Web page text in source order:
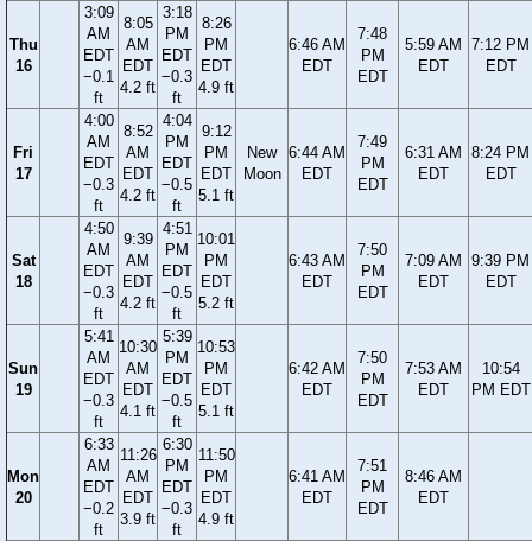
Thu
16
3:09
AM
EDT
−0.1
ft
8:05
AM
EDT
4.2 ft
3:18
PM
EDT
−0.3
ft
8:26
PM
EDT
4.9 ft
6:46 AM
EDT
7:48
PM
EDT
5:59 AM
EDT
7:12 PM
EDT
Fri
17
4:00
AM
EDT
−0.3
ft
8:52
AM
EDT
4.2 ft
4:04
PM
EDT
−0.5
ft
9:12
PM
EDT
5.1 ft
New
Moon
6:44 AM
EDT
7:49
PM
EDT
6:31 AM
EDT
8:24 PM
EDT
Sat
18
4:50
AM
EDT
−0.3
ft
9:39
AM
EDT
4.2 ft
4:51
PM
EDT
−0.5
ft
10:01
PM
EDT
5.2 ft
6:43 AM
EDT
7:50
PM
EDT
7:09 AM
EDT
9:39 PM
EDT
Sun
19
5:41
AM
EDT
−0.3
ft
10:30
AM
EDT
4.1 ft
5:39
PM
EDT
−0.5
ft
10:53
PM
EDT
5.1 ft
6:42 AM
EDT
7:50
PM
EDT
7:53 AM
EDT
10:54
PM EDT
Mon
20
6:33
AM
EDT
−0.2
ft
11:26
AM
EDT
3.9 ft
6:30
PM
EDT
−0.3
ft
11:50
PM
EDT
4.9 ft
6:41 AM
EDT
7:51
PM
EDT
8:46 AM
EDT